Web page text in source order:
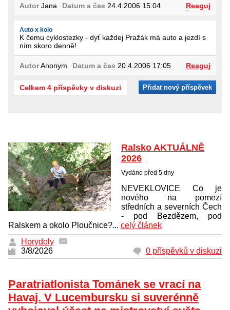
AutorJana Datum a čas 24.4.2006 15:04 Reaguj
Auto x kolo
K čemu cyklostezky - dyť každej Pražák má auto a jezdí s
ním skoro denně!
AutorAnonym Datum a čas 20.4.2006 17:05 Reaguj
Celkem 4 příspěvky v diskuzi Přidat nový příspěvek
Ralsko AKTUÁLNĚ
2026
Vydáno před 5 dny
NEVEKLOVICE Co je
nového na pomezí
středních a severních Čech
- pod Bezdězem, pod
Ralskem a okolo Ploučnice?... celý článek
Horydoly
3/8/2026
0 příspěvků v diskuzi
Paratriatlonista Tománek se vrací na
Havaj. V Lucembursku si suverénně